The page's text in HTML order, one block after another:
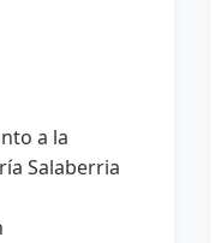
a la
Salaberria